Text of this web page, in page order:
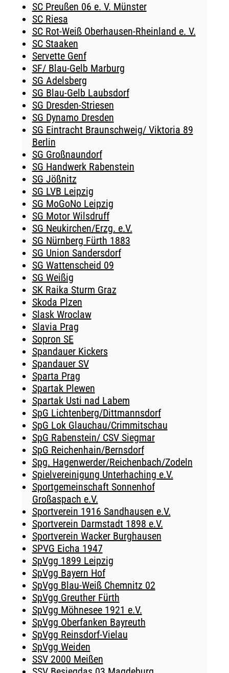
SC Preußen 06 e. V. Münster
SC Riesa
SC Rot-Weiß Oberhausen-Rheinland e. V.
SC Staaken
Servette Genf
SF/ Blau-Gelb Marburg
SG Adelsberg
SG Blau-Gelb Laubsdorf
SG Dresden-Striesen
SG Dynamo Dresden
SG Eintracht Braunschweig/ Viktoria 89
Berlin
SG Großnaundorf
SG Handwerk Rabenstein
SG Jößnitz
SG LVB Leipzig
SG MoGoNo Leipzig
SG Motor Wilsdruff
SG Neukirchen/Erzg. e.V.
SG Nürnberg Fürth 1883
SG Union Sandersdorf
SG Wattenscheid 09
SG Weißig
SK Raika Sturm Graz
Skoda Plzen
Slask Wroclaw
Slavia Prag
Sopron SE
Spandauer Kickers
Spandauer SV
Sparta Prag
Spartak Plewen
Spartak Usti nad Labem
SpG Lichtenberg/Dittmannsdorf
SpG Lok Glauchau/Crimmitschau
SpG Rabenstein/ CSV Siegmar
SpG Reichenhain/Bernsdorf
Spg. Hagenwerder/Reichenbach/Zodeln
Spielvereinigung Unterhaching e.V.
Sportgemeinschaft Sonnenhof
Großaspach e.V.
Sportverein 1916 Sandhausen e.V.
Sportverein Darmstadt 1898 e.V.
Sportverein Wacker Burghausen
SPVG Eicha 1947
SpVgg 1899 Leipzig
SpVgg Bayern Hof
SpVgg Blau-Weiß Chemnitz 02
SpVgg Greuther Fürth
SpVgg Möhnesee 1921 e.V.
SpVgg Oberfanken Bayreuth
SpVgg Reinsdorf-Vielau
SpVgg Weiden
SSV 2000 Meißen